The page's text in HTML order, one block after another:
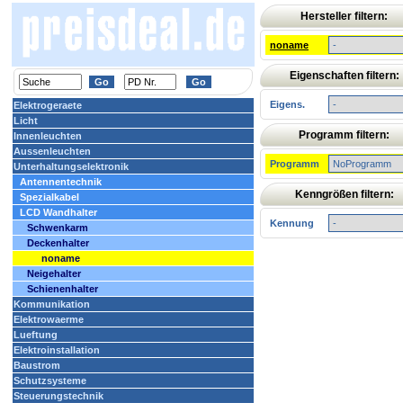
Elektrogeraete
Licht
Innenleuchten
Aussenleuchten
Unterhaltungselektronik
Antennentechnik
Spezialkabel
LCD Wandhalter
Schwenkarm
Deckenhalter
noname
Neigehalter
Schienenhalter
Kommunikation
Elektrowaerme
Lueftung
Elektroinstallation
Baustrom
Schutzsysteme
Steuerungstechnik
Hersteller filtern:
noname
Eigenschaften filtern:
Eigens.
Programm filtern:
Programm
Kenngrößen filtern:
Kennung